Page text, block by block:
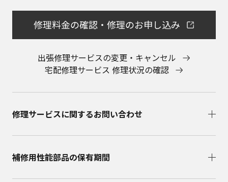
修理料金の確認・修理のお申し込み
出張修理サービスの変更・キャンセル
宅配修理サービス 修理状況の確認
修理サービスに関するお問い合わせ​
補修用性能部品の保有期間​